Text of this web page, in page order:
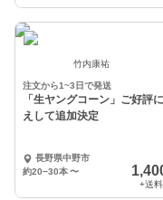
竹内康祐
注文から1~3日で発送
「生ヤングコーン」ご好評
えして追加決定
長野県中野市
約20−30本〜
+送料